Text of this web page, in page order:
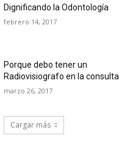
Dignificando la Odontología
febrero 14, 2017
Porque debo tener un
Radiovisiografo en la consulta
marzo 26, 2017
Cargar más